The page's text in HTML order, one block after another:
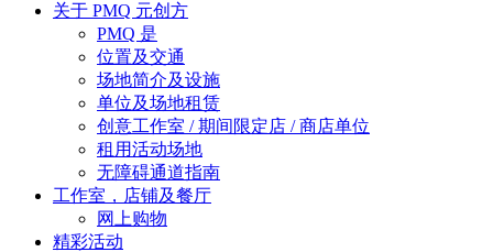
关于 PMQ 元创方
PMQ 是
位置及交通
场地简介及设施
单位及场地租赁
创意工作室 / 期间限定店 / 商店单位
租用活动场地
无障碍通道指南
工作室，店铺及餐厅
网上购物
精彩活动